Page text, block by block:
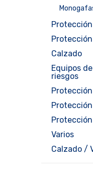
Calzado
Equipos
riesgos
Varios
Calzado /